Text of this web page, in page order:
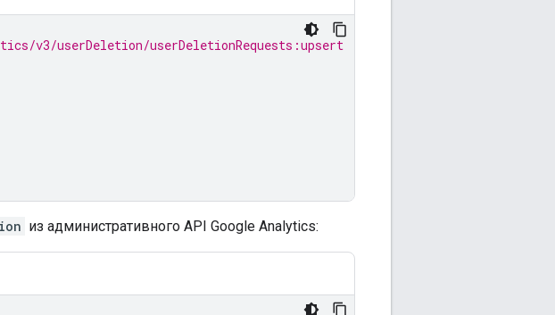
v3/userDeletion/userDeletionRequests:upsert
из административного API Google Analytics: